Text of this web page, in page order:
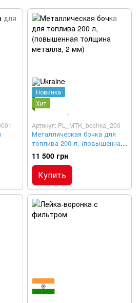
Новинка
Хит
1
Артикул: PL_MTK_bochka_200
Металлическая бочка для
топлива 200 л, (повышенная
толщина металла, 2 мм)
11 500 грн
Купить